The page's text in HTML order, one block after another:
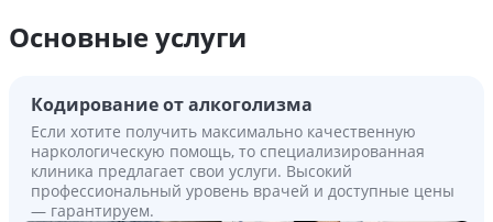
Основные услуги
Кодирование от алкоголизма
Если хотите получить максимально качественную
наркологическую помощь, то специализированная
клиника предлагает свои услуги. Высокий
профессиональный уровень врачей и доступные цены
— гарантируем.